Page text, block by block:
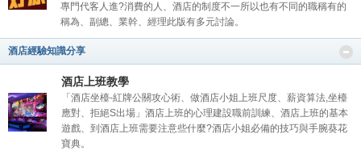
經
專門代客人進?消費的人、酒店的制度不一所以也有不同的職稱有的
稱為、副總、業幹、經理此版有多元討論。
酒店經驗知識分享
酒店上班教學
「酒店坐檯-紅牌公關攻心術、做酒店小姐上班尺度、薪資算法,坐檯
應對、拒絕S出場」酒店上班的心理建設職前訓練、酒店上班的基本
遊戲、到酒店上班需要注意些什麼?酒店小姐必備的技巧與手腕葵花
寶典。